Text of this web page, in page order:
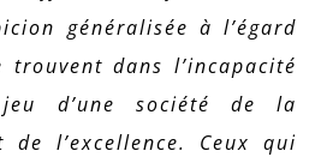
généralisée à l’égard
trouvent dans l’incapacité
d’une société de la
de l’excellence. Ceux qui